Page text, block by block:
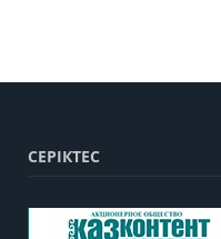
СЕРІКТЕС